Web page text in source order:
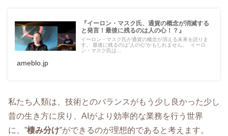
『イーロン・マスク氏、通貨の概念が消滅する
と発言！最後に残るのは人の心！？』
イーロン・マスク氏が通貨の概念が消える未来を語りま
す。 最後に残るのは”人の心”かもしれません。 イーロ
ン・マスク氏は...
ameblo.jp
私たち人類は、技術とのバランスがもう少し良かった少し
昔の生き方に戻り、AIがより効率的な業務を行う世界
に、”棲み分け”ができるのが理想的であると考えます。